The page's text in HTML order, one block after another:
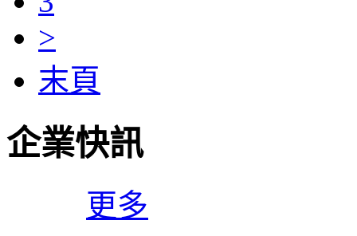
>
末頁
企業快訊
更多